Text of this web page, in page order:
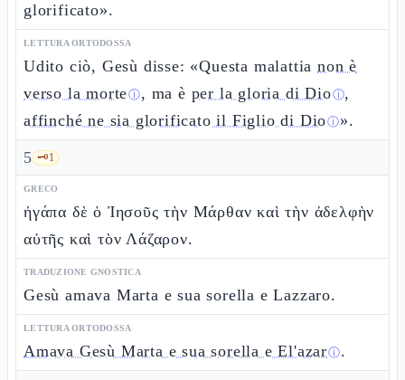
glorificato».
LETTURA ORTODOSSA
Udito ciò, Gesù disse: «Questa malattia non è
verso la morteⓘ, ma è per la gloria di Dioⓘ,
affinché ne sia glorificato il Figlio di Dioⓘ».
5 🗝️1
GRECO
ἠγάπα δὲ ὁ Ἰησοῦς τὴν Μάρθαν καὶ τὴν ἀδελφὴν
αὐτῆς καὶ τὸν Λάζαρον.
TRADUZIONE GNOSTICA
Gesù amava Marta e sua sorella e Lazzaro.
LETTURA ORTODOSSA
Amava Gesù Marta e sua sorella e El'azarⓘ.